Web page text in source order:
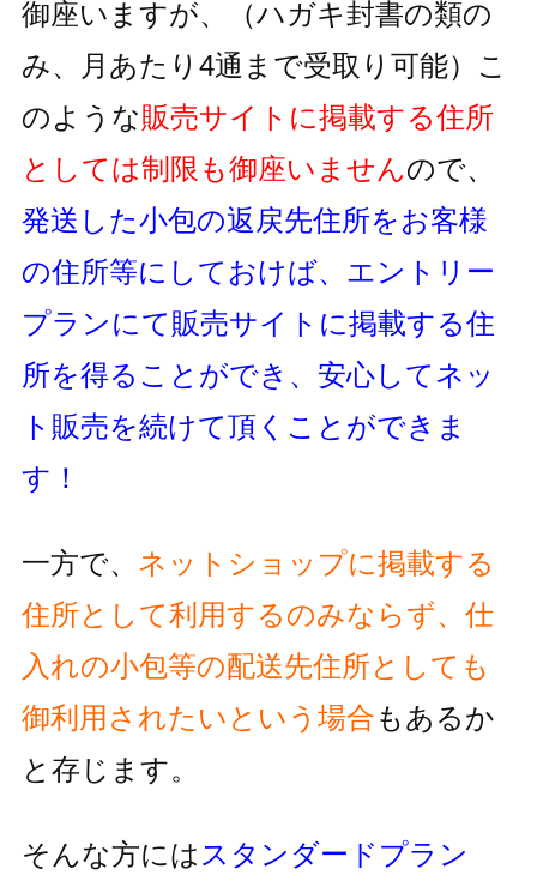
御座いますが、
（ハガキ封書の類の
み、月あたり4通まで受取り可能） こ
のような販売サイトに掲載する住所
としては制限も御座いませんので、
発送した小包の返戻先住所をお客様
の住所等にしておけば、 エントリー
プランにて販売サイトに掲載する住
所を得ることができ、 安心してネッ
ト販売を続けて頂くことができま
す！
一方で、 ネットショップに掲載する
住所として利用するのみならず、 仕
入れの小包等の配送先住所としても
御利用されたいという 場合もあるか
と存じます。
そんな方には スタンダードプラン